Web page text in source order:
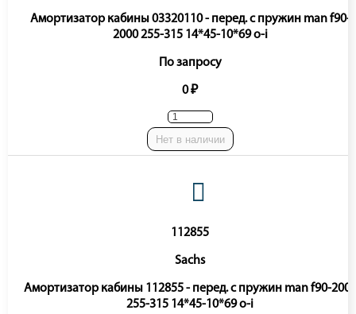
Амортизатор кабины 03320110 - перед. с пружин man f90-
2000 255-315 14*45-10*69 o-i
По запросу
0 ₽
Нет в наличии
112855
Sachs
Амортизатор кабины 112855 - перед. с пружин man f90-2000
255-315 14*45-10*69 o-i